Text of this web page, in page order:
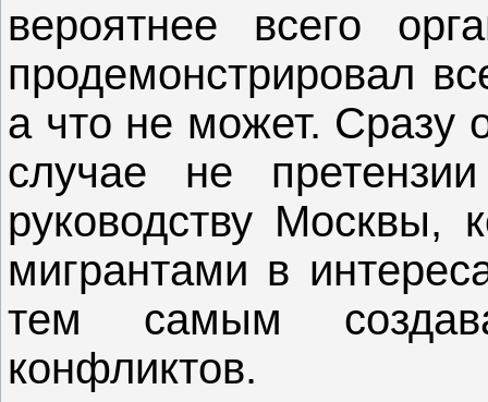
вероятнее всего
продемонстрировал
а что не может. Сразу
случае не
руководству Москвы,
мигрантами в
тем самым
конфликтов.